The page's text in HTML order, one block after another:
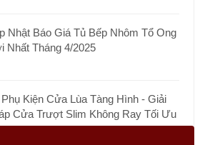
Nhật Báo Giá Tủ Bếp Nhôm Tổ Ong
Nhất Tháng 4/2025
Phụ Kiện Cửa Lùa Tàng Hình - Giải
Cửa Trượt Slim Không Ray Tối Ưu